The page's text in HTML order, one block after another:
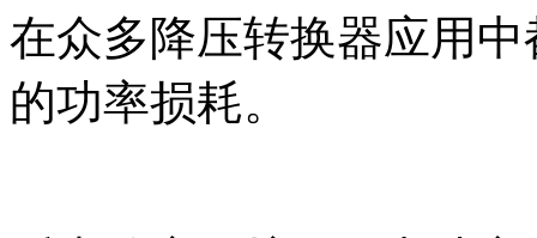
在众多降压转换器应用
的功率损耗。